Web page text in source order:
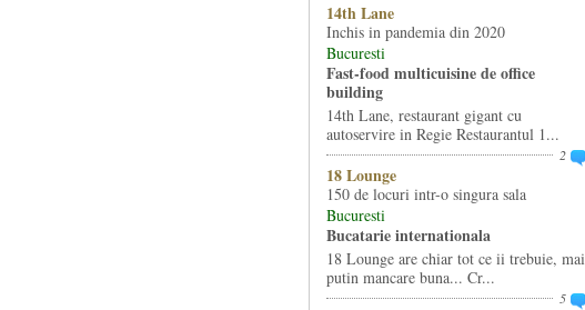
14th Lane
Inchis in pandemia din 2020
Bucuresti
Fast-food multicuisine de office
building
14th Lane, restaurant gigant cu
autoservire in Regie Restaurantul 1...
2
18 Lounge
150 de locuri intr-o singura sala
Bucuresti
Bucatarie internationala
18 Lounge are chiar tot ce ii trebuie, mai
putin mancare buna... Cr...
5